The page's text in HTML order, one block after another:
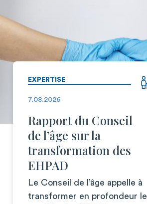
EXPERTISE
7.08.2026
Rapport du Conseil
de l’âge sur la
transformation des
EHPAD
Le Conseil de l’âge appelle à
transformer en profondeur le